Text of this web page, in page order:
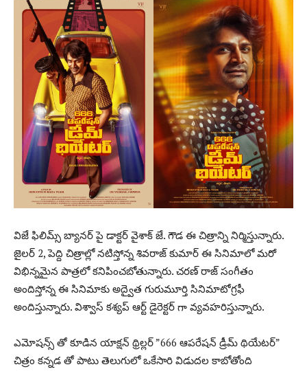
విజే ఫిలిమ్స్ బ్యానర్ పై డాక్టర్ వైశాక్ జే. గౌడ ఈ చిత్రాన్ని నిర్మిస్తున్నారు.
జైలర్ 2, పెద్ది చిత్రాల్లో నటిస్తోన్న శివరాజ్ కుమార్ ఈ సినిమాలో మరో
విభిన్నమైన పాత్రలో కనిపించబోతున్నారు. చరణ్ రాజ్ సంగీతం
అందిస్తోన్న ఈ సినిమాకు అద్వైత గురుమూర్తి సినిమాటోగ్రఫీ
అందిస్తున్నారు. విశ్వాస్ కశ్యప్ ఆర్ట్ డైరెక్టర్ గా వ్యవహరిస్తున్నారు.
ఎమోషన్స్ తో కూడిన యాక్షన్ థ్రిల్లర్ ”666 ఆపరేషన్ డ్రీమ్ థియేటర్”
చిత్రం కన్నడ తో పాటు తెలుగులో ఒకేసారి విడుదల కాబోతోంది